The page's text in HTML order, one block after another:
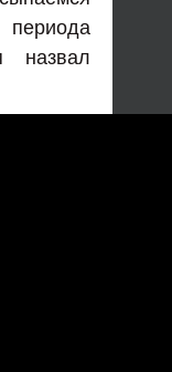
периода
назвал